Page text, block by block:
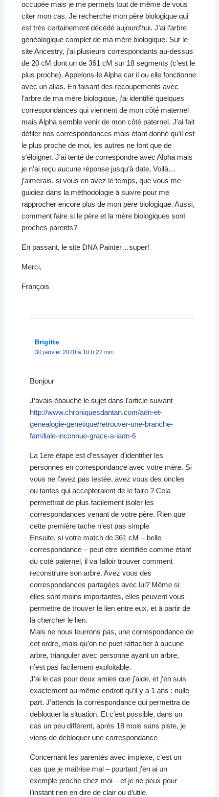
occupée mais je me permets tout de même de vous
citer mon cas. Je recherche mon père biologique qui
est très certainement décédé aujourd’hui. J’ai l’arbre
généalogique complet de ma mère biologique. Sur le
site Ancestry, j’ai plusieurs correspondants au-dessus
de 20 cM dont un de 361 cM sur 18 segments (c’est le
plus proche). Appelons-le Alpha car il ou elle fonctionne
avec un alias. En faisant des recoupements avec
l’arbre de ma mère biologique, j’ai identifié quelques
correspondances qui viennent de mon côté maternel
mais Alpha semble venir de mon côté paternel. J’ai fait
défiler nos correspondances mais étant donné qu’il est
le plus proche de moi, les autres ne font que de
s’éloigner. J’ai tenté de correspondre avec Alpha mais
je n’ai reçu aucune réponse jusqu’à date. Voilà…
j’aimerais, si vous en avez le temps, que vous me
guidiez dans la méthodologie à suivre pour me
rapprocher encore plus de mon père biologique. Aussi,
comment faire si le père et la mère biologiques sont
proches parents?
En passant, le site DNA Painter…super!
Merci,
François
Brigitte
30 janvier 2020 à 10 h 22 min
Bonjour
J’avais ébauché le sujet dans l’article suivant
http://www.chroniquesdantan.com/adn-et-
genealogie-genetique/retrouver-une-branche-
familiale-inconnue-grace-a-ladn-6
La 1ere étape est d’essayer d’identifier les
personnes en correspondance avec votre mère. Si
vous ne l’avez pas testée, avez vous des oncles
ou tantes qui accepteraient de le faire ? Cela
permettrait de plus facilement isoler les
correspondances venant de votre père. Rien que
cette première tache n’est pas simple
Ensuite, si votre match de 361 cM – belle
correspondance – peut etre identifiée comme étant
du coté paternel, il va falloir trouver comment
reconstruire son arbre. Avez vous des
correspondances partagées avec lui? Même si
elles sont moins importantes, elles peuvent vous
permettre de trouver le lien entre eux, et à partir de
là chercher le lien.
Mais ne nous leurrons pas, une correspondance de
cet ordre, mais qu’on ne puet rattacher à aucune
arbre, trianguler avec personne ayant un arbre,
n’est pas facilement exploitable.
J’ai le cas pour deux amies que j’aide, et j’en suis
exactement au même endroit qu’il y a 1 ans : nulle
part. J’attends la correspondance qui permettra de
debloquer la situation. Et c’est possible, dans un
cas un peu différent, après 18 mois sans piste, je
viens de debloquer une correspondance –
Concernant les parentés avec implexe, c’est un
cas que je maitrise mal – pourtant j’en ai un
exemple proche chez moi – et je ne peux pour
l’instant rien en dire de clair ou d’utile.